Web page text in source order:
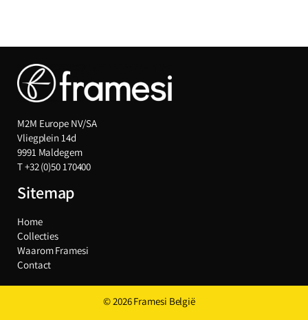
M2M Europe NV/SA
Vliegplein 14d
9991 Maldegem
T+32 (0)50 170400
Sitemap
Home
Collecties
Waarom Framesi
Contact
© 2026 Framesi België